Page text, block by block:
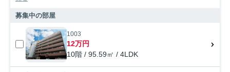
募集中の部屋
1003
12万円
10階 / 95.59㎡ / 4LDK